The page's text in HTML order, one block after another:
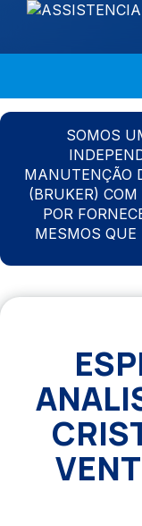
SOMOS
MANUTENÇÃO
(BRUKER)
POR
MESMOS QUE